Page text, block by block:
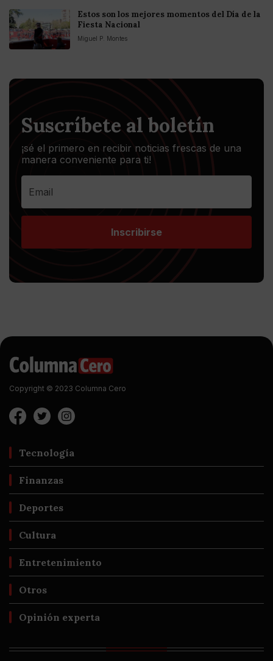
Estos son los mejores momentos del Día de la
Fiesta Nacional
Miguel P. Montes
Suscríbete al boletín
¡sé el primero en recibir noticias frescas de una
manera conveniente para ti!
Inscribirse
Copyright © 2023 Columna Cero
Tecnología
Finanzas
Deportes
Cultura
Entretenimiento
Otros
Opinión experta